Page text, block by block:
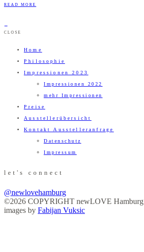
READ MORE
CLOSE
Home
Philosophie
Impressionen 2023
Impressionen 2022
mehr Impressionen
Preise
Ausstellerübersicht
Kontakt Ausstelleranfrage
Datenschutz
Impressum
let's connect
@newlovehamburg
©2026 COPYRIGHT newLOVE Hamburg
images by Fabijan Vuksic